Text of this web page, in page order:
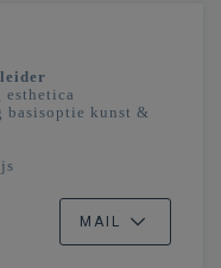
basisoptie kunst &
MAIL